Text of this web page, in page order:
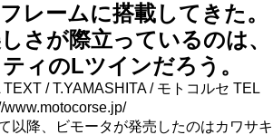
レームに搭載してきた。
さが際立っているのは、
ィのLツインだろう。
/ T.YAMASHITA / モトコルセ TEL
www.motocorse.jp/
以降、ビモータが発売したのはカワサキ